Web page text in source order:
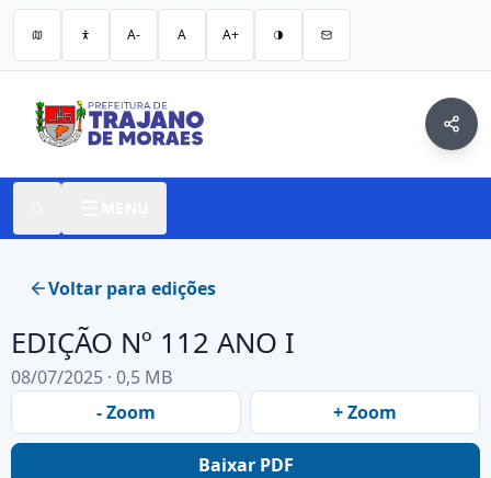
A- A A+
Voltar para edições
EDIÇÃO Nº 112 ANO I
08/07/2025 · 0,5 MB
- Zoom
+ Zoom
Baixar PDF